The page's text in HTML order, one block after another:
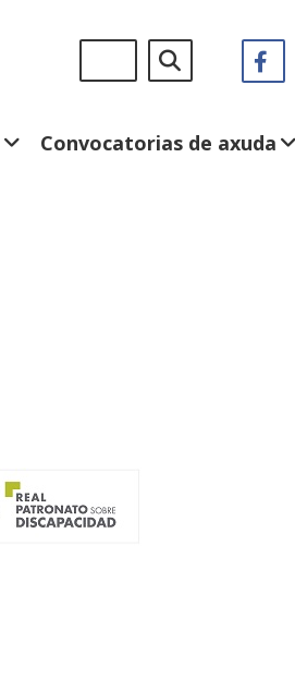
en:
Convocatorias de axuda